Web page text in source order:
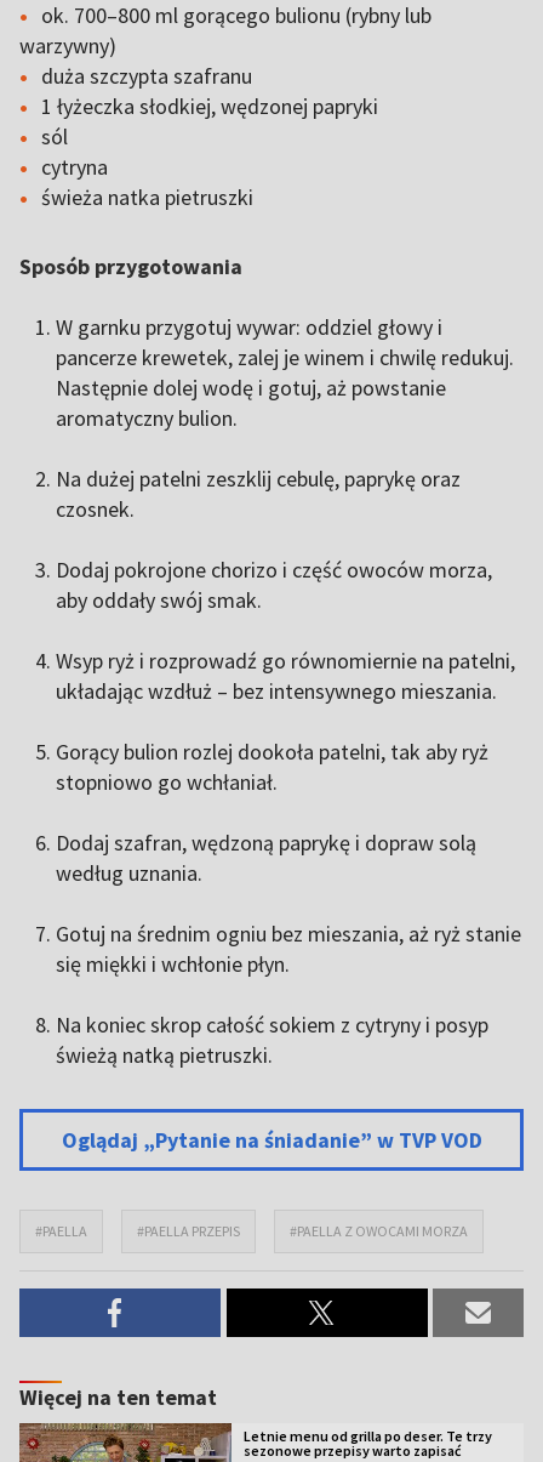
ok. 700–800 ml gorącego bulionu (rybny lub
warzywny)
duża szczypta szafranu
1 łyżeczka słodkiej, wędzonej papryki
sól
cytryna
świeża natka pietruszki
Sposób przygotowania
W garnku przygotuj wywar: oddziel głowy i
pancerze krewetek, zalej je winem i chwilę redukuj.
Następnie dolej wodę i gotuj, aż powstanie
aromatyczny bulion.
Na dużej patelni zeszklij cebulę, paprykę oraz
czosnek.
Dodaj pokrojone chorizo i część owoców morza,
aby oddały swój smak.
Wsyp ryż i rozprowadź go równomiernie na patelni,
układając wzdłuż – bez intensywnego mieszania.
Gorący bulion rozlej dookoła patelni, tak aby ryż
stopniowo go wchłaniał.
Dodaj szafran, wędzoną paprykę i dopraw solą
według uznania.
Gotuj na średnim ogniu bez mieszania, aż ryż stanie
się miękki i wchłonie płyn.
Na koniec skrop całość sokiem z cytryny i posyp
świeżą natką pietruszki.
Oglądaj „Pytanie na śniadanie” w TVP VOD
#PAELLA #PAELLA PRZEPIS #PAELLA Z OWOCAMI MORZA
Więcej na ten temat
Letnie menu od grilla po deser. Te trzy
sezonowe przepisy warto zapisać